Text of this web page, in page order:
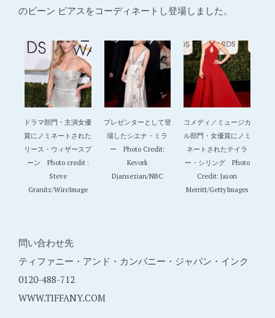
のビーン ピアスをコーディネートし登場しました。
ドラマ部門・主演女優
賞にノミネートされた
リース・ウィザースプ
ーン Photo credit :
Steve
Granitz/WireImage
プレゼンターとして登
場したシエナ・ミラ
ー Photo Credit:
Kevork
Djansezian/NBC
コメディ／ミュージカ
ル部門・女優賞にノミ
ネートされたテイラ
ー・シリング Photo
Credit: Jason
Merritt/GettyImages
問い合わせ先
ティファニー・アンド・カンパニー・ジャパン・インク
0120-488-712
WWW.TIFFANY.COM